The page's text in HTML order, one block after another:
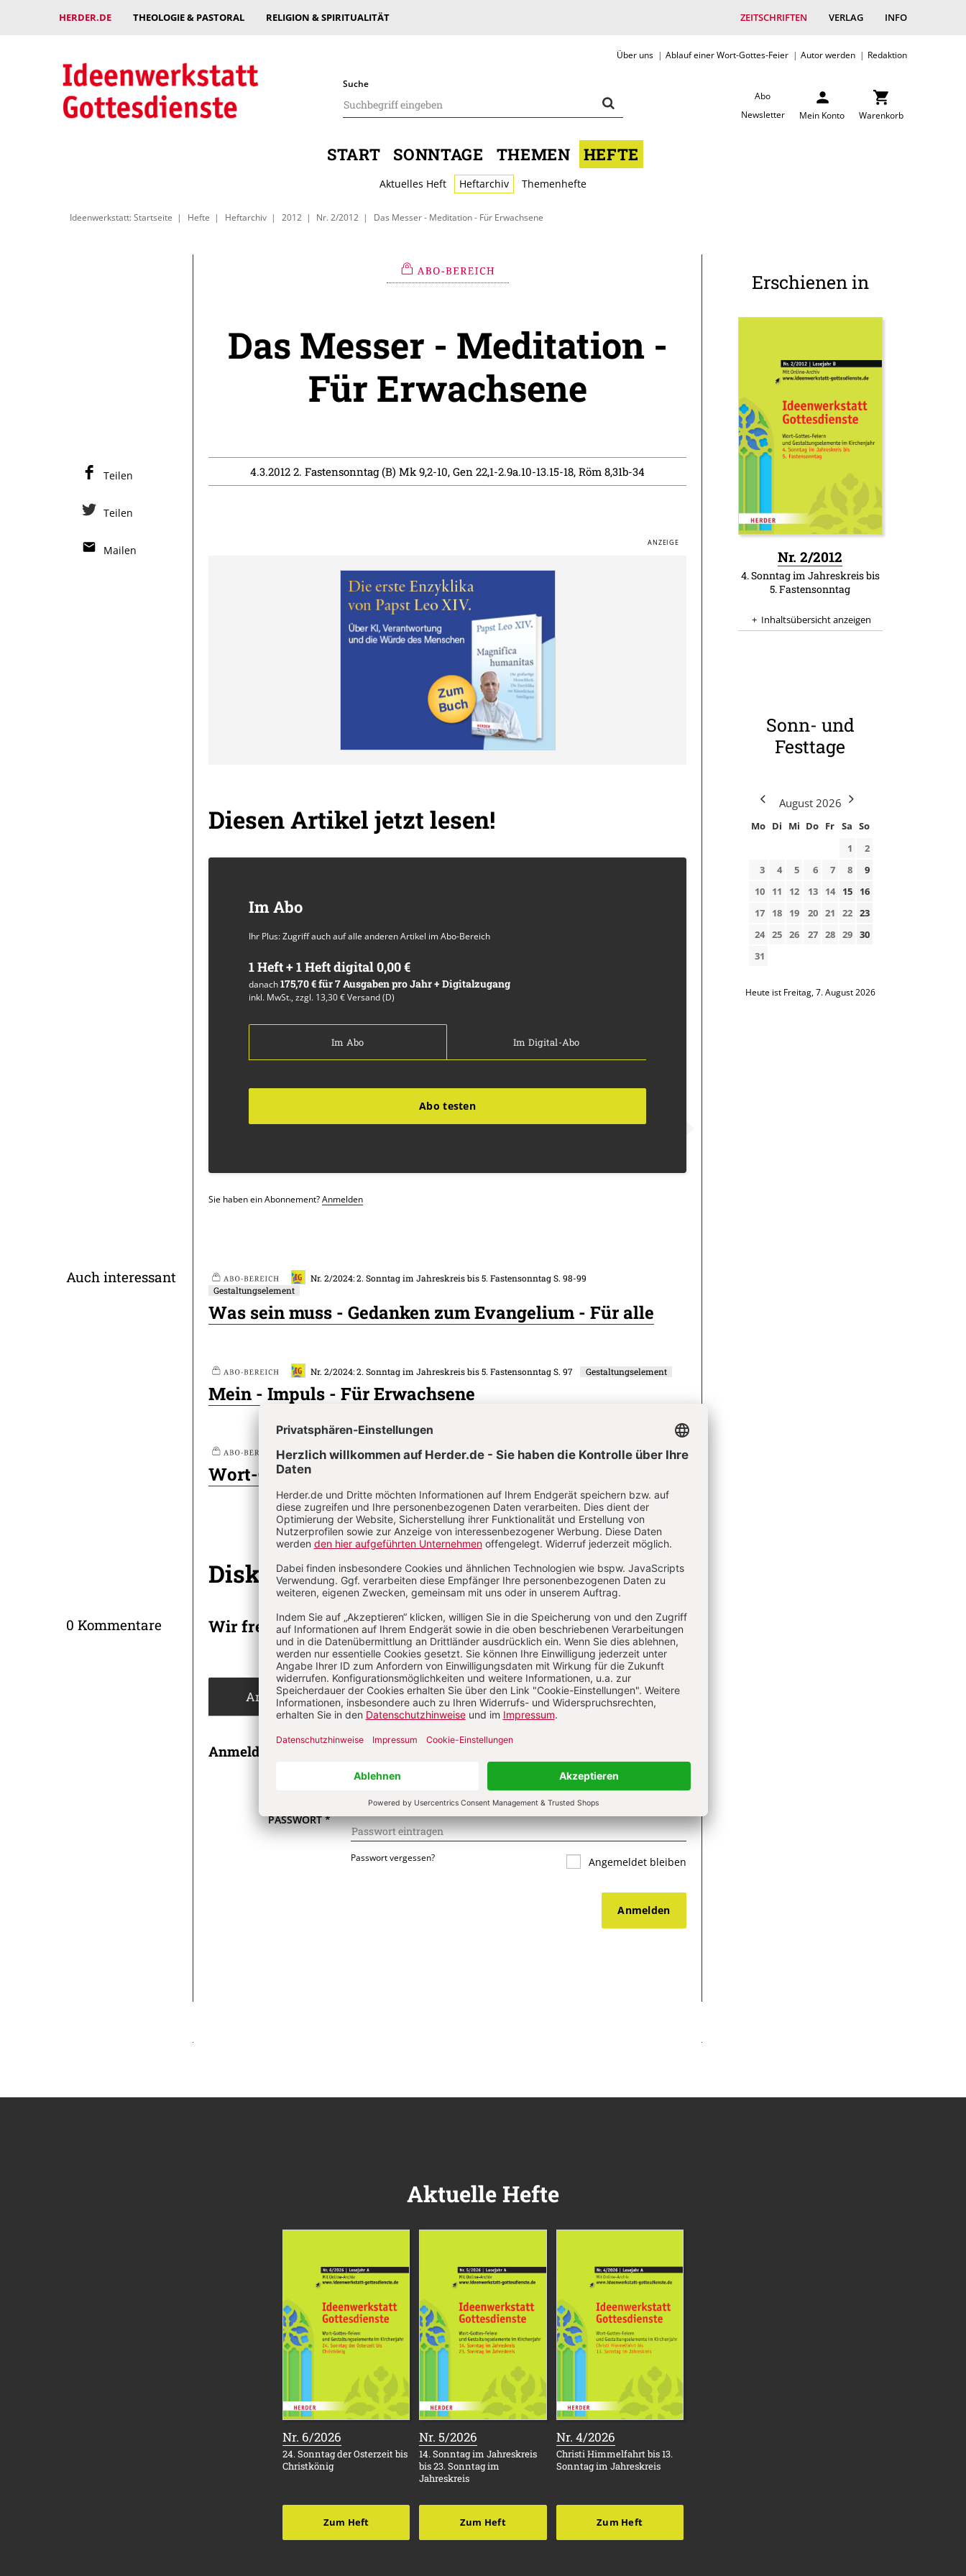
HERDER.DE THEOLOGIE & PASTORAL RELIGION & SPIRITUALITÄT ZEITSCHRIFTEN VERLAG INFO
Über uns Ablauf einer Wort-Gottes-Feier Autor werden Redaktion
Suche
Abo
Newsletter
Mein Konto Warenkorb
START SONNTAGE THEMEN HEFTE
Aktuelles Heft Heftarchiv Themenhefte
Ideenwerkstatt: Startseite Hefte Heftarchiv 2012 Nr. 2/2012 Das Messer - Meditation - Für Erwachsene
Das Messer - Meditation -
Für Erwachsene
4.3.2012 2. Fastensonntag (B) Mk 9,2-10, Gen 22,1-2.9a.10-13.15-18, Röm 8,31b-34
Diesen Artikel jetzt lesen!
Im Abo
Ihr Plus: Zugriff auch auf alle anderen Artikel im Abo-Bereich
1 Heft + 1 Heft digital 0,00 €
danach175,70 € für 7 Ausgaben pro Jahr + Digitalzugang
inkl. MwSt., zzgl. 13,30 € Versand (D)
Im Abo Im Digital-Abo
Abo testen
Sie haben ein Abonnement?Anmelden
Teilen
Teilen
Mailen
Überschrift
Auch interessant
Plus
Nr. 2/2024: 2. Sonntag im Jahreskreis bis 5. Fastensonntag S. 98-99
Gestaltungselement
Was sein muss - Gedanken zum Evangelium - Für alle
Plus
Nr. 2/2024: 2. Sonntag im Jahreskreis bis 5. Fastensonntag S. 97 Gestaltungselement
Mein - Impuls - Für Erwachsene
Plus
Nr. 2/2024: 2. Sonntag im Jahreskreis bis 5. Fastensonntag S. 93-96 Wort-Gottes-Feier
Wort-Gottes-Dienst am 2. Fastensonntag
Diskussion Kommentieren
0 Kommentare Wir freuen uns über Ihren Kommentar
Angemeldet kommentieren Als Gast kommentieren
Anmeldung
PASSWORT*
Passwort vergessen? Angemeldet bleiben
Anmelden
Erschienen in
Nr. 2/2012
4. Sonntag im Jahreskreis bis
5. Fastensonntag
Inhaltsübersicht anzeigen
Sonn- und
Festtage
August 2026
Mo Di Mi Do Fr Sa So
1
2
3
4 5 6 7 8
9
10
11 12 13 14 15
16
17
18 19 20 21 22 23
24 25 26 27 28 29 30
31
Heute ist Freitag, 7. August 2026
Aktuelle Hefte
Nr. 6/2026
24. Sonntag der Osterzeit bis
Christkönig
Zum Heft
Nr. 5/2026
14. Sonntag im Jahreskreis
bis 23. Sonntag im
Jahreskreis
Zum Heft
Nr. 4/2026
Christi Himmelfahrt bis 13.
Sonntag im Jahreskreis
Zum Heft